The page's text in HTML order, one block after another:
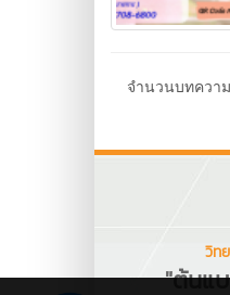
จำนวนบทควา
วิท
"ต้นแ